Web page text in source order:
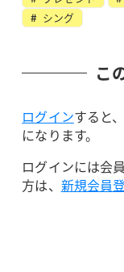
シング
こ
ログインすると
になります。
ログインには会
方は、 新規会員